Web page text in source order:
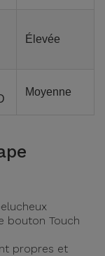
Élevée
Moyenne
bouton Touch
propres et